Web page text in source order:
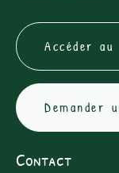
Accéder
Demander
Contact